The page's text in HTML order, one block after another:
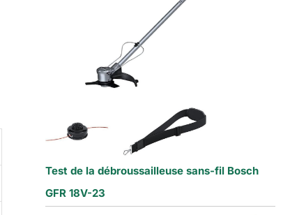
Test de la débroussailleuse sans-fil Bosch
GFR 18V-23